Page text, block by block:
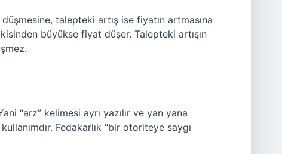
talepteki artış ise fiyatın artmasına
büyükse fiyat düşer. Talepteki artışın
“arz” kelimesi ayrı yazılır ve yan yana
Fedakarlık “bir otoriteye saygı